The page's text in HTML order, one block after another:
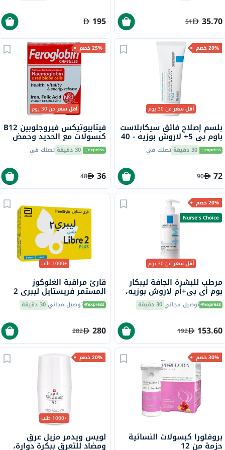
35.70
51
195
20% خصم
أقل سعرمن 30 يوم
بلسم إصلاح فائق سيكابلاست
باوم بي 5+ لاروش بوزيه - 40
مل 30 دقيقة تصلك في
72
90
25% خصم
أقل سعرمن 30 يوم
فيتابيوتيكس فيروجلوبين B12
كبسولات مع الحديد وحمض
الفوليك وفيتامين B12
لمحاربة التعب، 30 كبسولة
30 دقيقة تصلك في
36
48
20% خصم
Nurse's Choice
أقل سعرمن 30 يوم
مرطب للبشرة الجافة ليبكار
بوم أي بي+أم لاروش بوزيه،
400 مل توصيل مجاني30 دقيقة
153.60
192
+1000 طلب
قارئ مراقبة الغلوكوز
المستمر فريستايل ليبري 2
بلس، المزود بمستشعر فلاش
توصيل مجاني30 دقيقة
280
282
30% خصم
بروفلورا كبسولات النسائية
حزمة من 12
20% خصم
+1000 طلب
لويس ويدمر مزيل عرق
ومضاد للتعرق ببكرة دوارة،